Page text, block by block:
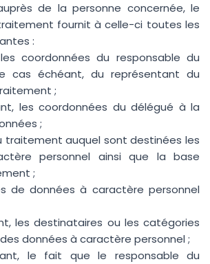
de la personne concernée, le
fournit à celle-ci toutes les
:
coordonnées du responsable du
cas échéant, du représentant du
;
les coordonnées du délégué à la
;
traitement auquel sont destinées les
personnel ainsi que la base
;
de données à caractère personnel
les destinataires ou les catégories
données à caractère personnel ;
le fait que le responsable du